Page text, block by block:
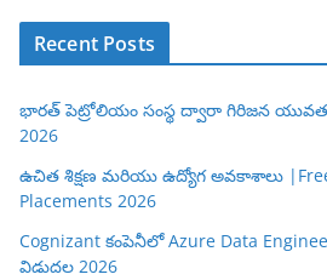
Recent Posts
భారత్ పెట్రోలియం సంస్థ ద్వారా గిరిజన
2026
ఉచిత శిక్షణ మరియు ఉద్యోగ అవకాశాలు |Free
Placements 2026
Cognizant కంపెనీలో Azure Data
విడుదల 2026